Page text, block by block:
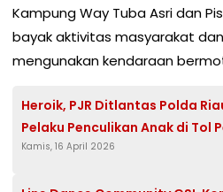
Kampung Way Tuba Asri dan
bayak aktivitas masyarakat
mengunakan kendaraan
Heroik, PJR Ditlantas Polda
Pelaku Penculikan Anak di Tol
Kamis, 16 April 2026